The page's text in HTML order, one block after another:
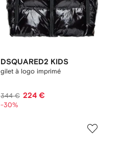
DSQUARED2 KIDS
gilet à logo imprimé
344 € 224 €
-30%